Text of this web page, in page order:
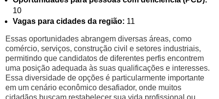
10
Vagas para cidades da região: 11
Essas oportunidades abrangem diversas áreas, como
comércio, serviços, construção civil e setores industriais,
permitindo que candidatos de diferentes perfis encontrem
uma posição adequada às suas qualificações e interesses.
Essa diversidade de opções é particularmente importante
em um cenário econômico desafiador, onde muitos
cidadãos buscam restabelecer sua vida profissional ou